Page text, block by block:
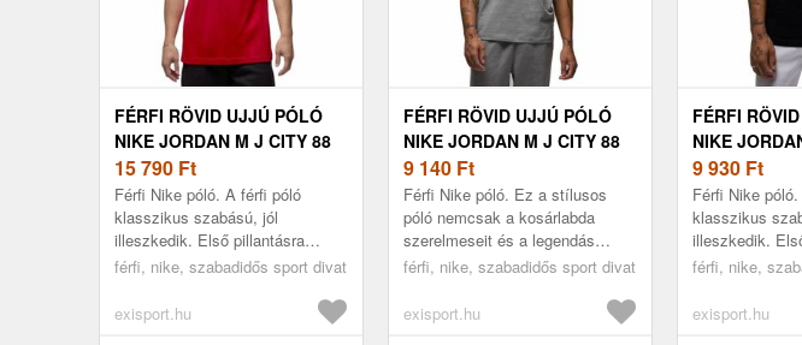
FÉRFI RÖVID UJJÚ PÓLÓ
NIKE JORDAN M J CITY 88
SS CREW
15 790 Ft
Férfi Nike póló. A férfi póló
klasszikus szabású, jól
illeszkedik. Első pillantásra
lenyűgözi jellegzetes piros színe
férfi, nike, szabadidős sport divat
exisport.hu
FÉRFI RÖVID UJJÚ PÓLÓ
NIKE JORDAN M J CITY 88
SS CREW
9 140 Ft
Férfi Nike póló. Ez a stílusos
póló nemcsak a kosárlabda
szerelmeseit és a legendás
Michael Jordant fogja
Fit szab...
férfi, nike, szabadidős sport divat
exisport.hu
FÉRFI
NIKE
SS CREW
9 930 Ft
Férfi Nike
klasszikus
illeszkedik.
lenyűgözi az
A f...
férfi, nike,
exisport.hu